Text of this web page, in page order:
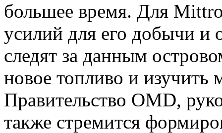
большее время. Для
усилий для его добычи и
следят за данным
новое топливо и изучить
Правительство OMD,
также стремится